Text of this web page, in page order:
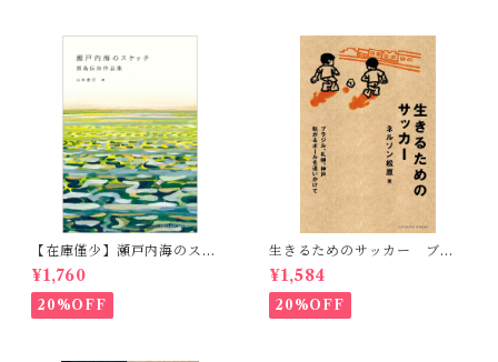
【在庫僅少】瀬戸内海のスケ
ッチ 黒島伝治作品集
¥1,760
20%OFF
生きるためのサッカー ブラ
ジル、札幌、神戸 転がるボ
ールを追いかけて
¥1,584
20%OFF